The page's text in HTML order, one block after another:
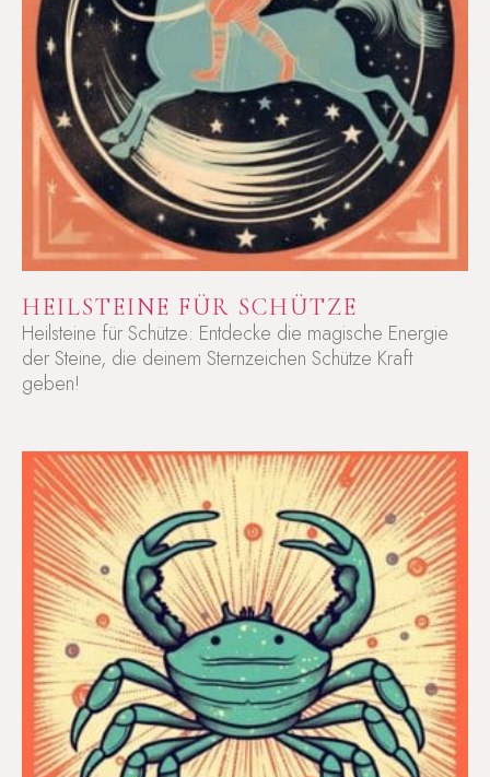
HEILSTEINE FÜR SCHÜTZE
Heilsteine für Schütze: Entdecke die magische Energie
der Steine, die deinem Sternzeichen Schütze Kraft
geben!